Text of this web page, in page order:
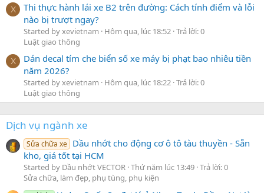
X
Thi thực hành lái xe B2 trên đường: Cách tính điểm và lỗi
nào bị trượt ngay?
Started by xevietnam Hôm qua, lúc 18:52 Trả lời: 0
Luật giao thông
X
Dán decal tím che biển số xe máy bị phạt bao nhiêu tiền
năm 2026?
Started by xevietnam Hôm qua, lúc 18:22 Trả lời: 0
Luật giao thông
Dịch vụ ngành xe
Sửa chữa xe Dầu nhớt cho động cơ ô tô tàu thuyền - Sẵn
kho, giá tốt tại HCM
Started by Dầu nhớt VECTOR Thứ năm lúc 13:49 Trả lời: 0
Sửa chữa, làm đẹp, phụ tùng, phụ kiện